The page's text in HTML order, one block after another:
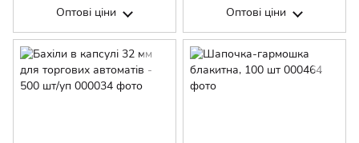
Оптові ціни Оптові ціни